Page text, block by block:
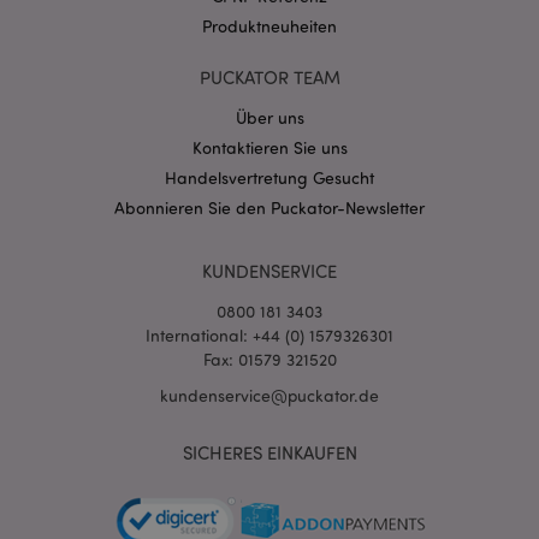
Produktneuheiten
PUCKATOR TEAM
Über uns
Kontaktieren Sie uns
Handelsvertretung Gesucht
Abonnieren Sie den Puckator-Newsletter
KUNDENSERVICE
0800 181 3403
International: +44 (0) 1579326301
Fax: 01579 321520
kundenservice@puckator.de
SICHERES EINKAUFEN
invalidation
www.puckator.de
Datenschutzbestimmungen von Google